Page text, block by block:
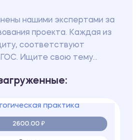
нашими экспертами за
проекта. Каждая из
соответствуют
Ищите свою тему...
Отчет
практика
2600.00 ₽
практика